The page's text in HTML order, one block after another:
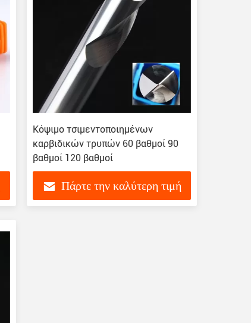
Κόψιμο τσιμεντοποιημένων
καρβιδικών τρυπών 60 βαθμοί 90
βαθμοί 120 βαθμοί
Πάρτε την καλύτερη τιμή